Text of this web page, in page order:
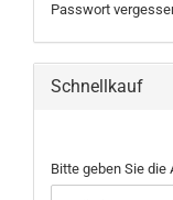
Passwort
Schnellkauf
BITTE
GEBEN
Bitte geben Sie